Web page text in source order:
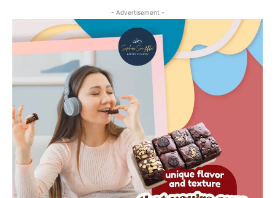
- Advertisement -